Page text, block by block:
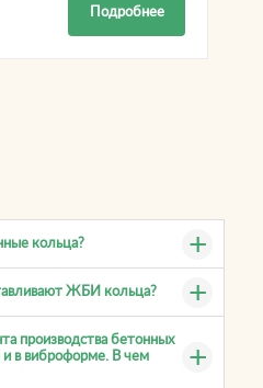
Подробнее
кольца?
ЖБИ кольца?
производства бетонных
и в виброформе. В чем